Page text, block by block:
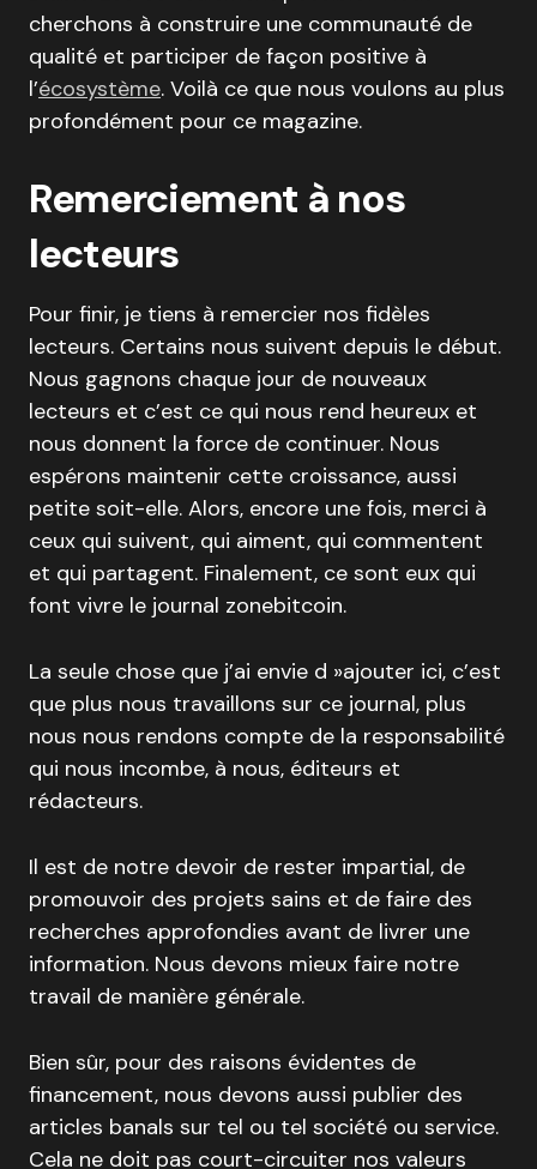
cherchons à construire une communauté de
qualité et participer de façon positive à
l’écosystème. Voilà ce que nous voulons au plus
profondément pour ce magazine.
Remerciement à nos
lecteurs
Pour finir, je tiens à remercier nos fidèles
lecteurs. Certains nous suivent depuis le début.
Nous gagnons chaque jour de nouveaux
lecteurs et c’est ce qui nous rend heureux et
nous donnent la force de continuer. Nous
espérons maintenir cette croissance, aussi
petite soit-elle. Alors, encore une fois, merci à
ceux qui suivent, qui aiment, qui commentent
et qui partagent. Finalement, ce sont eux qui
font vivre le journal zonebitcoin.
La seule chose que j’ai envie d »ajouter ici, c’est
que plus nous travaillons sur ce journal, plus
nous nous rendons compte de la responsabilité
qui nous incombe, à nous, éditeurs et
rédacteurs.
Il est de notre devoir de rester impartial, de
promouvoir des projets sains et de faire des
recherches approfondies avant de livrer une
information. Nous devons mieux faire notre
travail de manière générale.
Bien sûr, pour des raisons évidentes de
financement, nous devons aussi publier des
articles banals sur tel ou tel société ou service.
Cela ne doit pas court-circuiter nos valeurs